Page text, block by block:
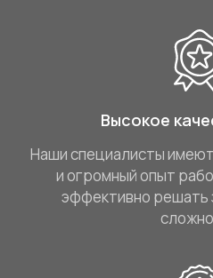
Высокое
Наши специалисты
и огромный опыт
эффективно решать